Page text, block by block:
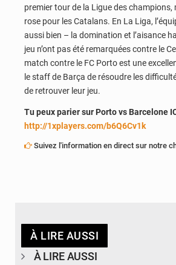
premier tour de la Ligue des champions,
rose pour les Catalans. En La Liga,
aussi bien – la domination et l’aisance
jeu n’ont pas été remarquées contre le
match contre le FC Porto est une
le staff de Barça de résoudre les
de retrouver leur jeu.
Tu peux parier sur Porto vs Barcelone
http://1xplayers.com/b6Q6Cv1k
Suivez l'information en direct sur notre
À LIRE AUSSI
À LIRE AUSSI